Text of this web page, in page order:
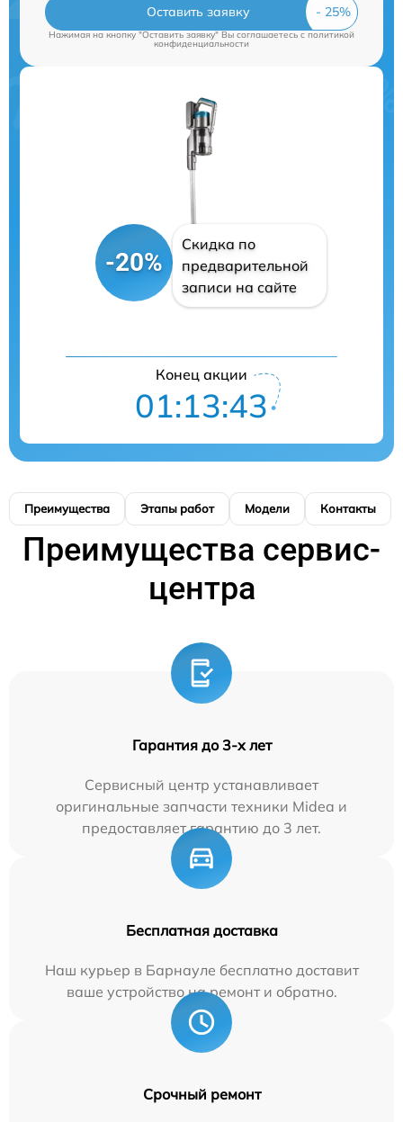
Оставить заявку
Нажимая на кнопку "Оставить заявку" Вы соглашаетесь cполитикой
конфиденциальности
-20%
Скидка по
предварительной
записи на сайте
Конец акции
01:13:42
Преимущества Этапы работ Модели Контакты
Преимущества сервис-
центра
Гарантия до 3-х лет
Сервисный центр устанавливает
оригинальные запчасти техники Midea и
предоставляет гарантию до 3 лет.
Бесплатная доставка
Наш курьер в Барнауле бесплатно доставит
ваше устройство на ремонт и обратно.
Срочный ремонт